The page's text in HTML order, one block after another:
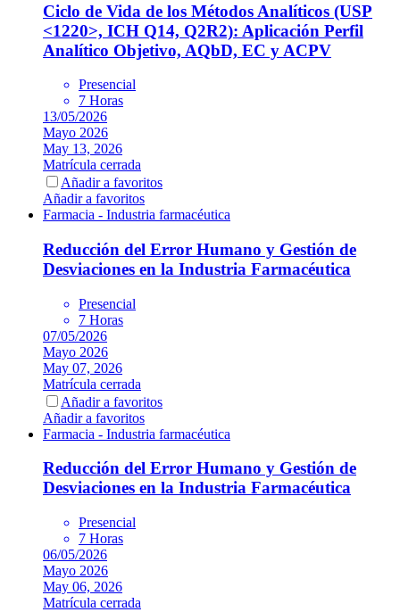
Ciclo de Vida de los Métodos Analíticos (USP
<1220>, ICH Q14, Q2R2): Aplicación Perfil
Analítico Objetivo, AQbD, EC y ACPV
Presencial
7 Horas
13/05/2026
Mayo 2026
May 13, 2026
Matrícula cerrada
Añadir a favoritos
Añadir a favoritos
Farmacia - Industria farmacéutica
Reducción del Error Humano y Gestión de
Desviaciones en la Industria Farmacéutica
Presencial
7 Horas
07/05/2026
Mayo 2026
May 07, 2026
Matrícula cerrada
Añadir a favoritos
Añadir a favoritos
Farmacia - Industria farmacéutica
Reducción del Error Humano y Gestión de
Desviaciones en la Industria Farmacéutica
Presencial
7 Horas
06/05/2026
Mayo 2026
May 06, 2026
Matrícula cerrada